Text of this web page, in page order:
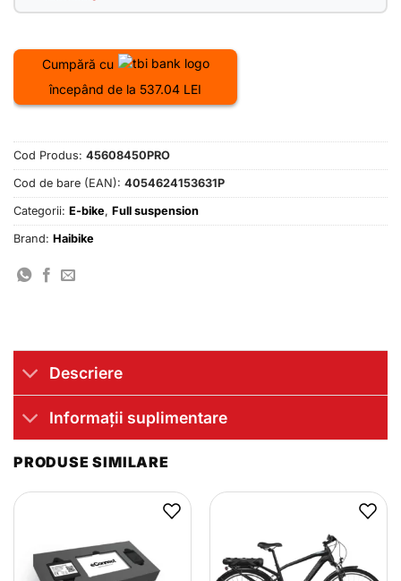
Cumpără cu
începând de la 537.04 LEI
Cod Produs: 45608450PRO
Cod de bare (EAN): 4054624153631P
Categorii: E-bike, Full suspension
Brand: Haibike
Descriere
Informații suplimentare
PRODUSE SIMILARE